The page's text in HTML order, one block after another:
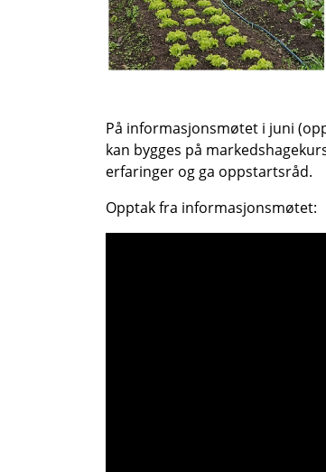
På informasjonsmøtet i juni
kan bygges på
erfaringer og ga oppstartsråd.
Opptak fra informasjonsmøtet: